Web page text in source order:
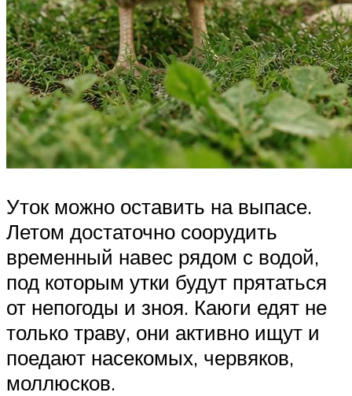
Уток можно оставить на выпасе.
Летом достаточно соорудить
временный навес рядом с водой,
под которым утки будут прятаться
от непогоды и зноя. Каюги едят не
только траву, они активно ищут и
поедают насекомых, червяков,
моллюсков.